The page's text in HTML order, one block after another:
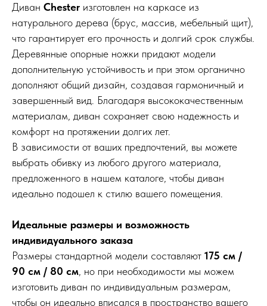
Диван Chester изготовлен на каркасе из
натурального дерева (брус, массив, мебельный щит),
что гарантирует его прочность и долгий срок службы.
Деревянные опорные ножки придают модели
дополнительную устойчивость и при этом органично
дополняют общий дизайн, создавая гармоничный и
завершенный вид. Благодаря высококачественным
материалам, диван сохраняет свою надежность и
комфорт на протяжении долгих лет.
В зависимости от ваших предпочтений, вы можете
выбрать обивку из любого другого материала,
предложенного в нашем каталоге, чтобы диван
идеально подошел к стилю вашего помещения.
Идеальные размеры и возможность
индивидуального заказа
Размеры стандартной модели составляют 175 см /
90 см / 80 см, но при необходимости мы можем
изготовить диван по индивидуальным размерам,
чтобы он идеально вписался в пространство вашего